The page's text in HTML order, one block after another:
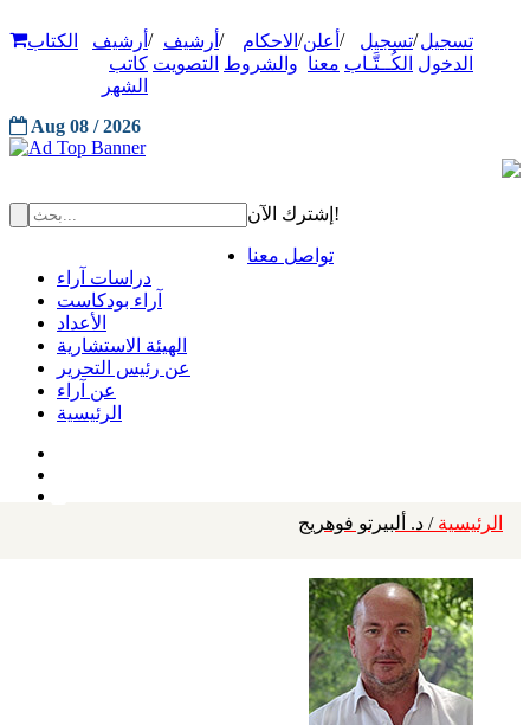
تسجيل
الدخول
/تسجيل
الكُــتَّـاب
/ أعلن
معنا
/ الاحكام
والشروط
/ أرشيف
التصويت
/ أرشيف
كاتب
الشهر
الكتاب
Aug 08 / 2026
إشترك الآن!
تواصل معنا
دراسات آراء
آراء بودكاست
الأعداد
الهيئة الاستشارية
عن رئيس التحرير
عن آراء
الرئيسية
الرئيسية / د. ألبيرتو فوهريج